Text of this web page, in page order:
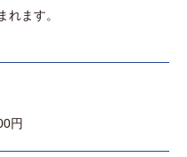
ます。
円